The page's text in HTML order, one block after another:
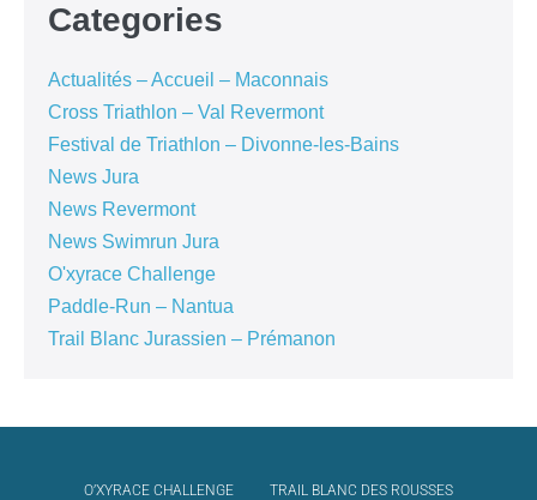
Categories
Actualités – Accueil – Maconnais
Cross Triathlon – Val Revermont
Festival de Triathlon – Divonne-les-Bains
News Jura
News Revermont
News Swimrun Jura
O'xyrace Challenge
Paddle-Run – Nantua
Trail Blanc Jurassien – Prémanon
O’XYRACE CHALLENGE TRAIL BLANC DES ROUSSES